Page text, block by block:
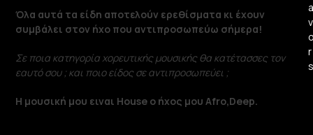
Όλα αυτά τα είδη αποτελούν ερεθίσματα κι έχουν
συμβάλει στον ήχο που αντιπροσωπεύω σήμερα!
Σε ποια κατηγορία χορευτικής μουσικής θα κατέτασσες τον
εαυτό σου ; και ποιο είδος σε αντιπροσωπεύει ;
Η μουσική μου ειναι House ο ήχος μου Afro,Deep.
a
v
r
s